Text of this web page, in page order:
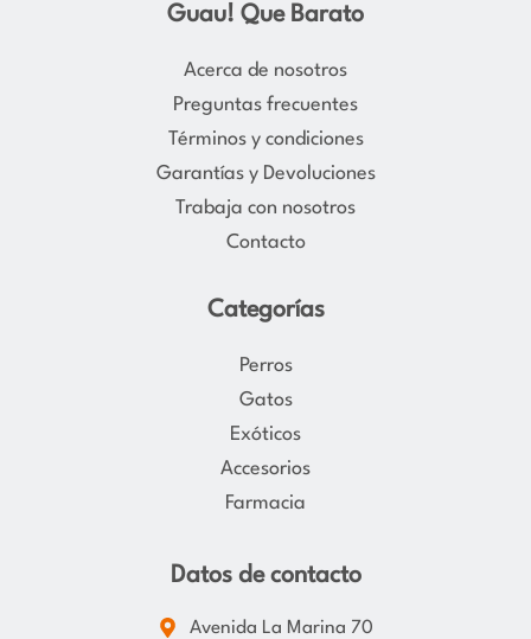
t
a
r
a
m
e
b
o
k
Guau! Que Barato
Acerca de nosotros
Preguntas frecuentes
Términos y condiciones
Garantías y Devoluciones
Trabaja con nosotros
Contacto
Categorías
Perros
Gatos
Exóticos
Accesorios
Farmacia
Datos de contacto
Avenida La Marina 70